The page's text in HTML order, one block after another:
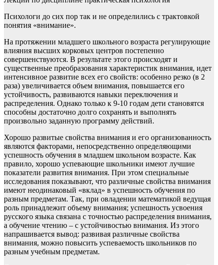
Психологи до сих пор так и не определились с трактовкой
понятия «внимание».
На протяжении младшего школьного возраста регулирующие
влияния высших корковых центров постепенно
совершенствуются. В результате этого происходят и
существенные преобразования характеристик внимания, идет
интенсивное развитие всех его свойств: особенно резко (в 2
раза) увеличивается объем внимания, повышается его
устойчивость, развиваются навыки переключения и
распределения. Однако только к 9-10 годам дети становятся
способны достаточно долго сохранять и выполнять
произвольно заданную программу действий.
Хорошо развитые свойства внимания и его организованность
являются факторами, непосредственно определяющими
успешность обучения в младшем школьном возрасте. Как
правило, хорошо успевающие школьники имеют лучшие
показатели развития внимания. При этом специальные
исследования показывают, что различные свойства внимания
имеют неодинаковый «вклад» в успешность обучения по
разным предметам. Так, при овладении математикой ведущая
роль принадлежит объему внимания; успешность усвоения
русского языка связана с точностью распределения внимания,
а обучение чтению – с устойчивостью внимания. Из этого
напрашивается вывод: развивая различные свойства
внимания, можно повысить успеваемость школьников по
разным учебным предметам.